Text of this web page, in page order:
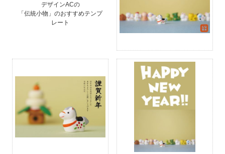
デザインACの
「伝統小物」のおすすめテンプ
レート